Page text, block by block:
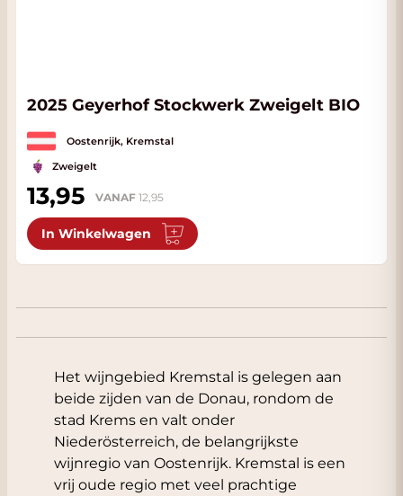
2025 Geyerhof Stockwerk Zweigelt BIO
Oostenrijk, Kremstal
Zweigelt
13,95 VANAF 12,95
In Winkelwagen
Het wijngebied Kremstal is gelegen aan
beide zijden van de Donau, rondom de
stad Krems en valt onder
Niederösterreich, de belangrijkste
wijnregio van Oostenrijk. Kremstal is een
vrij oude regio met veel prachtige